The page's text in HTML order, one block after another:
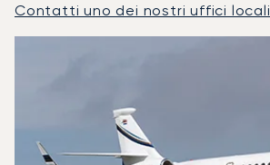
Contatti uno dei nostri uffici locali